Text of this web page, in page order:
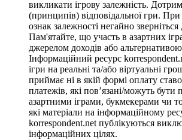
викликати ігрову залежність.
(принципів) відповідальної гри.
ознак залежності негайно зверніться
Пам'ятайте, що участь в азартних
джерелом доходів або альтернативою
Інформаційний ресурс
ігри на реальні та/або віртуальні
приймає ні в якій формі оплату
платежів, які пов’язані/можуть бути
азартними іграми, букмекерами чи
які матеріали на інформаційному
korrespondent.net публікуються
інформаційних цілях.